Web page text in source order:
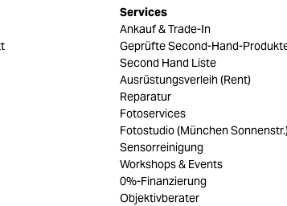
Services
Ankauf & Trade-In
Geprüfte Second-Hand-
Second Hand Liste
Ausrüstungsverleih (Rent)
Reparatur
Fotoservices
Fotostudio (München
Sensorreinigung
Workshops & Events
0%-Finanzierung
Objektivberater